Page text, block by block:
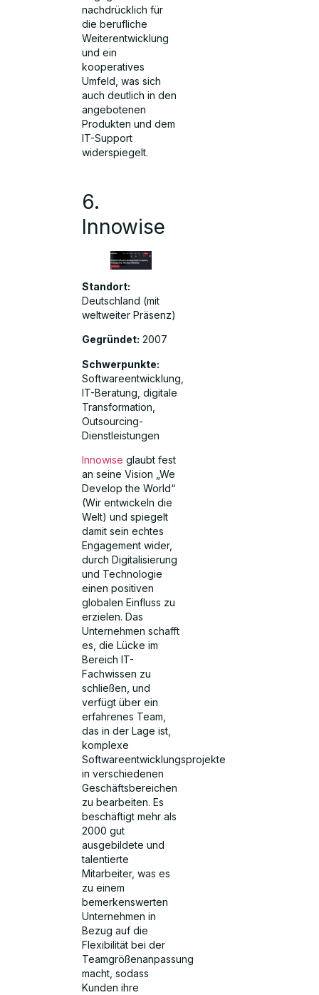
nachdrücklich für
die berufliche
Weiterentwicklung
und ein
kooperatives
Umfeld, was sich
auch deutlich in den
angebotenen
Produkten und dem
IT-Support
widerspiegelt.
6.
Innowise
Standort:
Deutschland (mit
weltweiter Präsenz)
Gegründet: 2007
Schwerpunkte:
Softwareentwicklung,
IT-Beratung, digitale
Transformation,
Outsourcing-
Dienstleistungen
Innowise glaubt fest
an seine Vision „We
Develop the World“
(Wir entwickeln die
Welt) und spiegelt
damit sein echtes
Engagement wider,
durch Digitalisierung
und Technologie
einen positiven
globalen Einfluss zu
erzielen. Das
Unternehmen schafft
es, die Lücke im
Bereich IT-
Fachwissen zu
schließen, und
verfügt über ein
erfahrenes Team,
das in der Lage ist,
komplexe
Softwareentwicklungsprojekte
in verschiedenen
Geschäftsbereichen
zu bearbeiten. Es
beschäftigt mehr als
2000 gut
ausgebildete und
talentierte
Mitarbeiter, was es
zu einem
bemerkenswerten
Unternehmen in
Bezug auf die
Flexibilität bei der
Teamgrößenanpassung
macht, sodass
Kunden ihre